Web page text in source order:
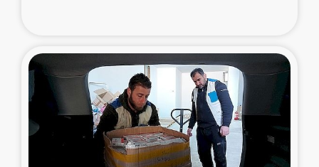
デニヤヤ小規模紅茶農家支援
コーヒー生産者支援
アイナロ県マウベシ郡でのコーヒー畑改善事業